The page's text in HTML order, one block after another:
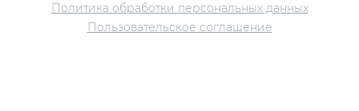
Политика обработки персональных данных
Пользовательское соглашение